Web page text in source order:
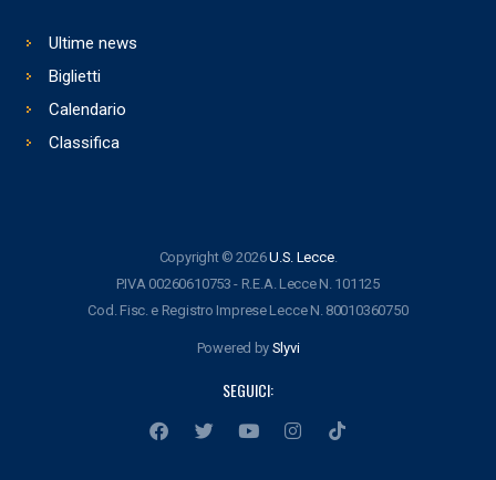
Ultime news
Biglietti
Calendario
Classifica
Copyright © 2026U.S. Lecce.
P.IVA 00260610753 - R.E.A. Lecce N. 101125
Cod. Fisc. e Registro Imprese Lecce N. 80010360750
Powered by Slyvi
SEGUICI: